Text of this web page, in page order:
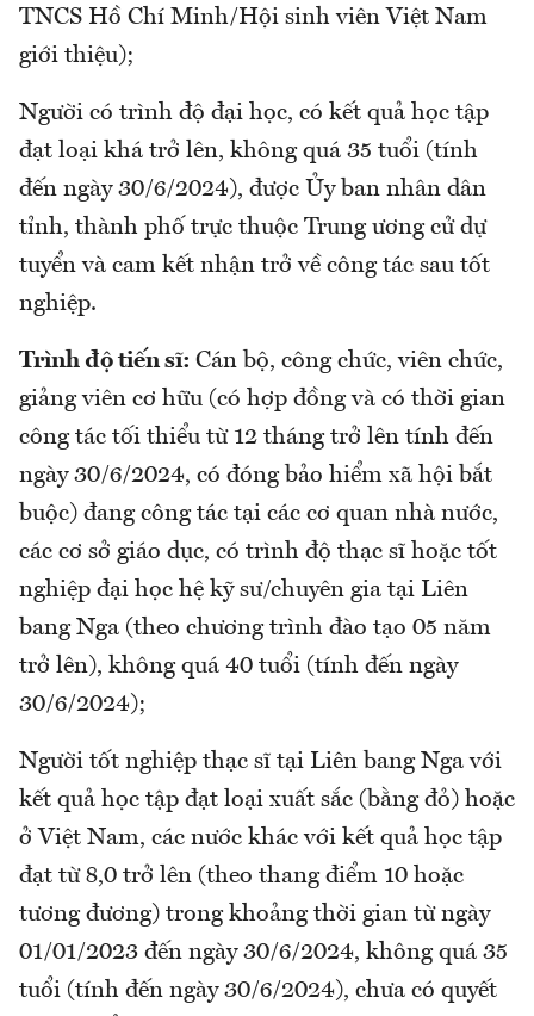
TNCS Hồ Chí Minh/Hội sinh viên Việt Nam
giới thiệu);
Người có trình độ đại học, có kết quả học tập
đạt loại khá trở lên, không quá 35 tuổi (tính
đến ngày 30/6/2024), được Ủy ban nhân dân
tỉnh, thành phố trực thuộc Trung ương cử dự
tuyển và cam kết nhận trở về công tác sau tốt
nghiệp.
Trình độ tiến sĩ: Cán bộ, công chức, viên chức,
giảng viên cơ hữu (có hợp đồng và có thời gian
công tác tối thiểu từ 12 tháng trở lên tính đến
ngày 30/6/2024, có đóng bảo hiểm xã hội bắt
buộc) đang công tác tại các cơ quan nhà nước,
các cơ sở giáo dục, có trình độ thạc sĩ hoặc tốt
nghiệp đại học hệ kỹ sư/chuyên gia tại Liên
bang Nga (theo chương trình đào tạo 05 năm
trở lên), không quá 40 tuổi (tính đến ngày
30/6/2024);
Người tốt nghiệp thạc sĩ tại Liên bang Nga với
kết quả học tập đạt loại xuất sắc (bằng đỏ) hoặc
ở Việt Nam, các nước khác với kết quả học tập
đạt từ 8,0 trở lên (theo thang điểm 10 hoặc
tương đương) trong khoảng thời gian từ ngày
01/01/2023 đến ngày 30/6/2024, không quá 35
tuổi (tính đến ngày 30/6/2024), chưa có quyết